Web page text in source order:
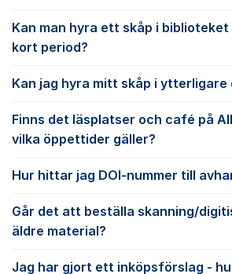
Kan man hyra ett skåp i biblioteket
kort period?
Kan jag hyra mitt skåp i ytterligare
Finns det läsplatser och café på
vilka öppettider gäller?
Hur hittar jag DOI-nummer till
Går det att beställa skanning/
äldre material?
Jag har gjort ett inköpsförslag -